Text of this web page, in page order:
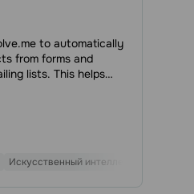
to automatically
from forms and
lists. This helps
Искусственный интеллект